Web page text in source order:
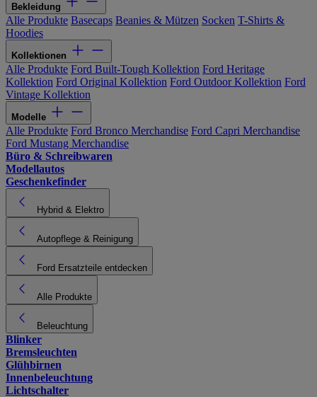
Bekleidung
Alle Produkte Basecaps Beanies & Mützen Socken T-Shirts &
Hoodies
Kollektionen
Alle Produkte Ford Built-Tough Kollektion Ford Heritage
Kollektion Ford Original Kollektion Ford Outdoor Kollektion Ford
Vintage Kollektion
Modelle
Alle Produkte Ford Bronco Merchandise Ford Capri Merchandise
Ford Mustang Merchandise
Büro & Schreibwaren
Modellautos
Geschenkefinder
Hybrid & Elektro
Autopflege & Reinigung
Ford Ersatzteile entdecken
Alle Produkte
Beleuchtung
Blinker
Bremsleuchten
Glühbirnen
Innenbeleuchtung
Lichtschalter